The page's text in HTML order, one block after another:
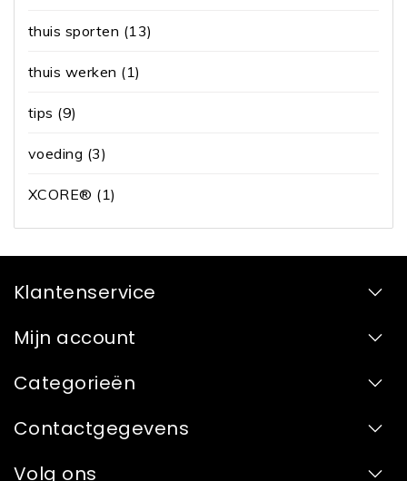
thuis sporten (13)
thuis werken (1)
tips (9)
voeding (3)
XCORE® (1)
Klantenservice
Mijn account
Categorieën
Contactgegevens
Volg ons